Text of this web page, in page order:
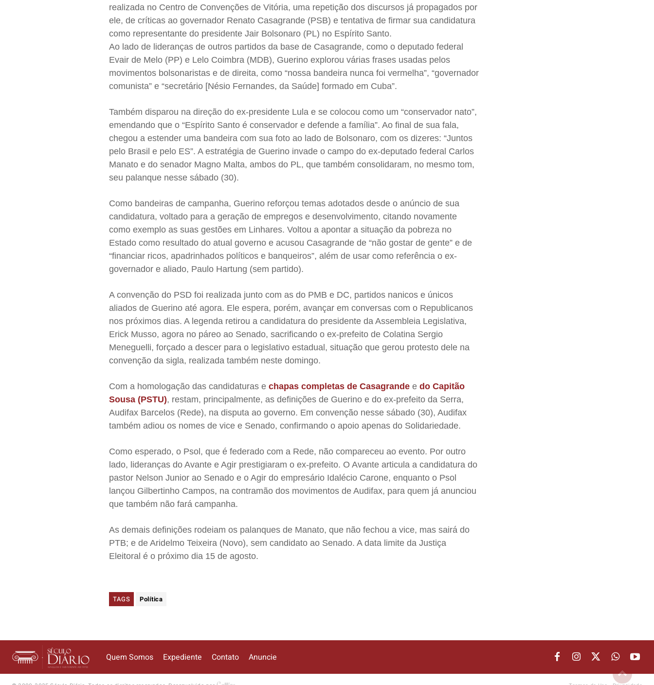
realizada no Centro de Convenções de Vitória, uma repetição dos discursos já propagados por
ele, de críticas ao governador Renato Casagrande (PSB) e tentativa de firmar sua candidatura
como representante do presidente Jair Bolsonaro (PL) no Espírito Santo.
Ao lado de lideranças de outros partidos da base de Casagrande, como o deputado federal
Evair de Melo (PP) e Lelo Coimbra (MDB), Guerino explorou várias frases usadas pelos
movimentos bolsonaristas e de direita, como “nossa bandeira nunca foi vermelha”, “governador
comunista” e “secretário [Nésio Fernandes, da Saúde] formado em Cuba”.
Também disparou na direção do ex-presidente Lula e se colocou como um “conservador nato”,
emendando que o “Espírito Santo é conservador e defende a família”. Ao final de sua fala,
chegou a estender uma bandeira com sua foto ao lado de Bolsonaro, com os dizeres: “Juntos
pelo Brasil e pelo ES”. A estratégia de Guerino invade o campo do ex-deputado federal Carlos
Manato e do senador Magno Malta, ambos do PL, que também consolidaram, no mesmo tom,
seu palanque nesse sábado (30).
Como bandeiras de campanha, Guerino reforçou temas adotados desde o anúncio de sua
candidatura, voltado para a geração de empregos e desenvolvimento, citando novamente
como exemplo as suas gestões em Linhares. Voltou a apontar a situação da pobreza no
Estado como resultado do atual governo e acusou Casagrande de “não gostar de gente” e de
“financiar ricos, apadrinhados políticos e banqueiros”, além de usar como referência o ex-
governador e aliado, Paulo Hartung (sem partido).
A convenção do PSD foi realizada junto com as do PMB e DC, partidos nanicos e únicos
aliados de Guerino até agora. Ele espera, porém, avançar em conversas com o Republicanos
nos próximos dias. A legenda retirou a candidatura do presidente da Assembleia Legislativa,
Erick Musso, agora no páreo ao Senado, sacrificando o ex-prefeito de Colatina Sergio
Meneguelli, forçado a descer para o legislativo estadual, situação que gerou protesto dele na
convenção da sigla, realizada também neste domingo.
Com a homologação das candidaturas echapas completas de Casagrande edo Capitão
Sousa (PSTU), restam, principalmente, as definições de Guerino e do ex-prefeito da Serra,
Audifax Barcelos (Rede), na disputa ao governo. Em convenção nesse sábado (30), Audifax
também adiou os nomes de vice e Senado, confirmando o apoio apenas do Solidariedade.
Como esperado, o Psol, que é federado com a Rede, não compareceu ao evento. Por outro
lado, lideranças do Avante e Agir prestigiaram o ex-prefeito. O Avante articula a candidatura do
pastor Nelson Junior ao Senado e o Agir do empresário Idalécio Carone, enquanto o Psol
lançou Gilbertinho Campos, na contramão dos movimentos de Audifax, para quem já anunciou
que também não fará campanha.
As demais definições rodeiam os palanques de Manato, que não fechou a vice, mas sairá do
PTB; e de Aridelmo Teixeira (Novo), sem candidato ao Senado. A data limite da Justiça
Eleitoral é o próximo dia 15 de agosto.
TAGS Política
Quem Somos Expediente Contato Anuncie